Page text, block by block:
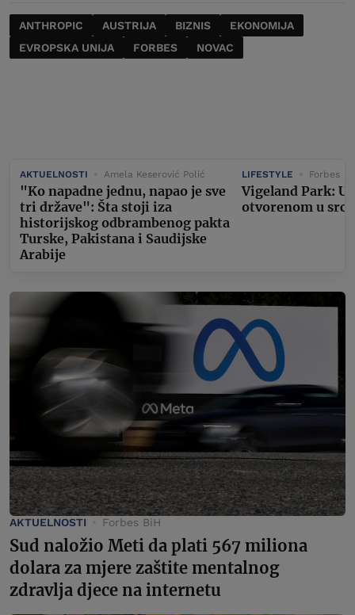
ANTHROPIC AUSTRIJA BIZNIS
EKONOMIJA
EVROPSKA UNIJA
FORBES NOVAC
AKTUELNOSTI Amela Keserović Polić
"Ko napadne jednu, napao je sve
tri države": Šta stoji iza
historijskog odbrambenog pakta
Turske, Pakistana i Saudijske
Arabije
LIFESTYLE Forbes
Vigeland Park:
otvorenom u srcu
AKTUELNOSTI Forbes BiH
Sud naložio Meti da plati 567 miliona
dolara za mjere zaštite mentalnog
zdravlja djece na internetu